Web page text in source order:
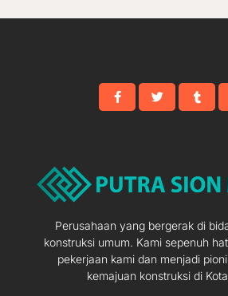
Perusahaan yang bergerak di
konstruksi umum. Kami sepenuh
pekerjaan kami dan menjadi
kemajuan konstruksi di